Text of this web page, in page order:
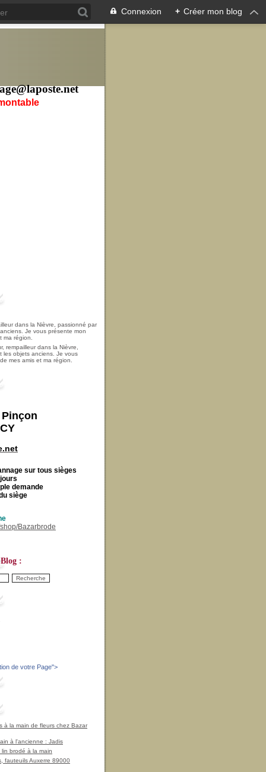
Connexion + Créer mon blog
rempailleur dans la Nièvre,
les objets anciens. Je vous
mes amis et ma région.
sur tous sièges
demande
siège
Bazarbrode
:
de votre Page">
à la main de fleurs chez Bazar
à l'ancienne : Jadis
brodé à la main
fauteuils Auxerre 89000